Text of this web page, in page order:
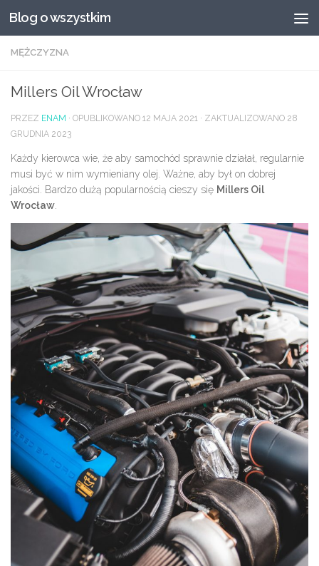
Przeskocz do treści
Blog o wszystkim
MĘŻCZYZNA
Millers Oil Wrocław
PRZEZ ENAM · OPUBLIKOWANO 12 MAJA 2021 · ZAKTUALIZOWANO 28
GRUDNIA 2023
Każdy kierowca wie, że aby samochód sprawnie działał, regularnie
musi być w nim wymieniany olej. Ważne, aby był on dobrej
jakości. Bardzo dużą popularnością cieszy się Millers Oil
Wrocław.